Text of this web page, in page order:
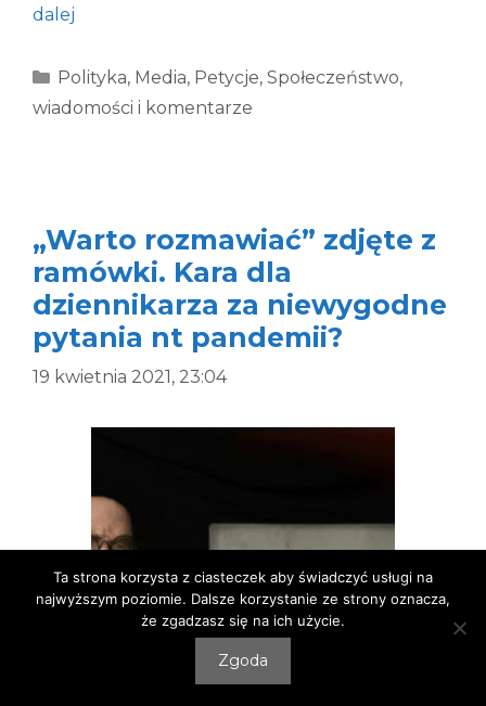
dalej
Kategorie
Polityka, Media, Petycje, Społeczeństwo,
wiadomości i komentarze
„Warto rozmawiać” zdjęte z
ramówki. Kara dla
dziennikarza za niewygodne
pytania nt pandemii?
19 kwietnia 2021, 23:04
Ta strona korzysta z ciasteczek aby świadczyć usługi na
najwyższym poziomie. Dalsze korzystanie ze strony oznacza,
że zgadzasz się na ich użycie.
Zgoda